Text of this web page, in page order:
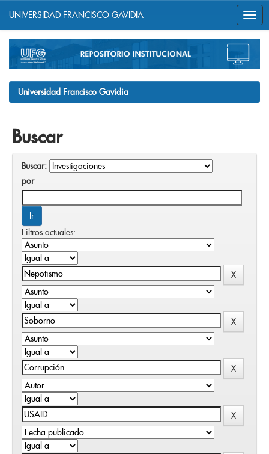
navigation
UNIVERSIDAD FRANCISCO GAVIDIA
Universidad Francisco Gavidia
Buscar
Buscar:
por
Filtros actuales: